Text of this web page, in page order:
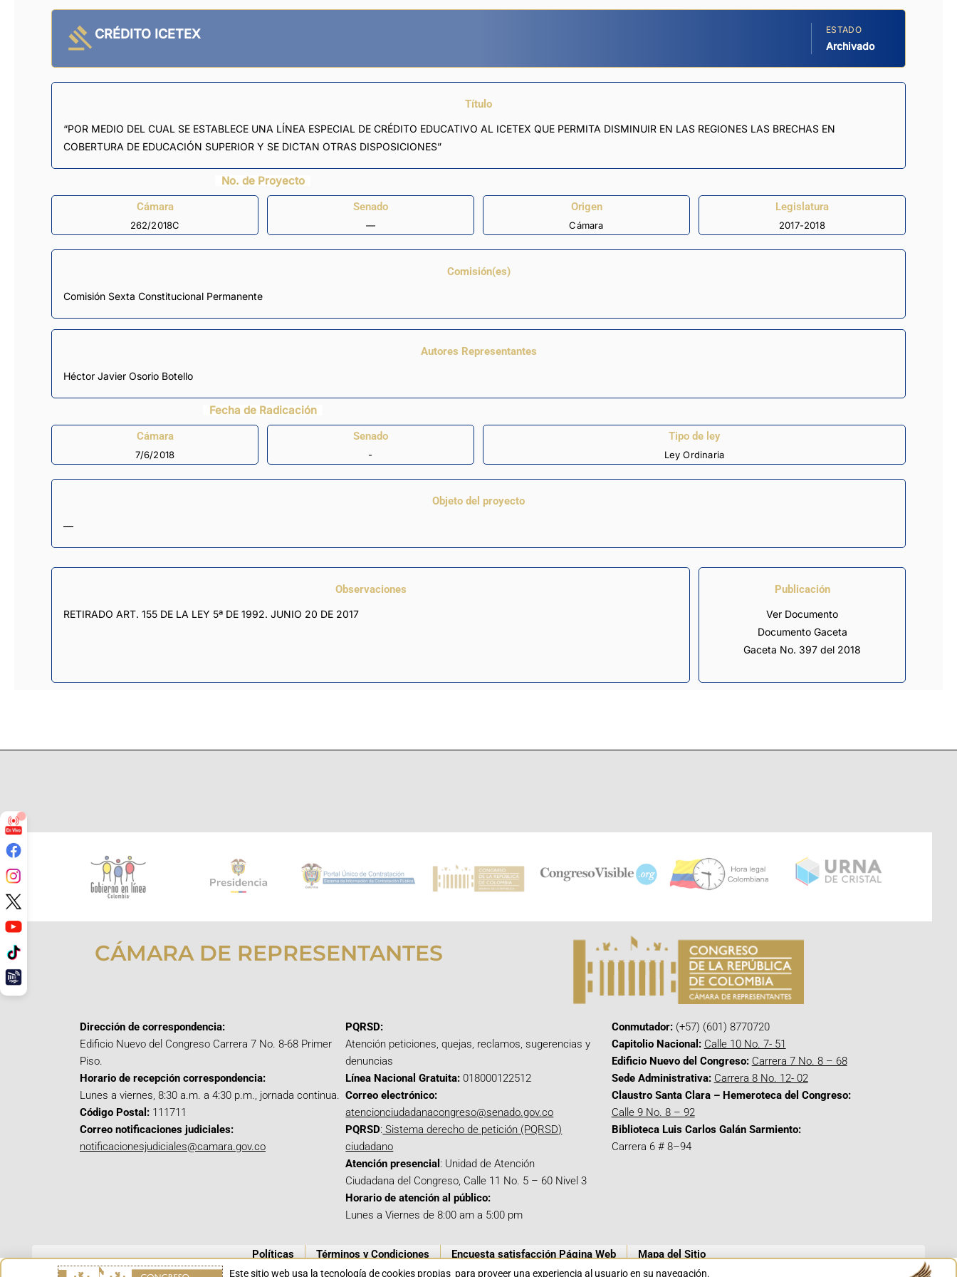
CRÉDITO ICETEX ESTADO
Archivado
Título
“POR MEDIO DEL CUAL SE ESTABLECE UNA LÍNEA ESPECIAL DE CRÉDITO EDUCATIVO AL ICETEX QUE PERMITA DISMINUIR EN LAS REGIONES LAS BRECHAS EN
COBERTURA DE EDUCACIÓN SUPERIOR Y SE DICTAN OTRAS DISPOSICIONES”
No. de Proyecto
Cámara
262/2018C
Senado
—
Origen
Cámara
Legislatura
2017-2018
Comisión(es)
Comisión Sexta Constitucional Permanente
Autores Representantes
Héctor Javier Osorio Botello
Fecha de Radicación
Cámara
7/6/2018
Senado
-
Tipo de ley
Ley Ordinaria
Objeto del proyecto
—
Observaciones
RETIRADO ART. 155 DE LA LEY 5ª DE 1992. JUNIO 20 DE 2017
Publicación
Ver Documento
Documento Gaceta
Gaceta No. 397 del 2018
CÁMARA DE REPRESENTANTES
Dirección de correspondencia:
Edificio Nuevo del Congreso Carrera 7 No. 8-68 Primer
Piso.
Horario de recepción correspondencia:
Lunes a viernes, 8:30 a.m. a 4:30 p.m., jornada continua.
Código Postal: 111711
Correo notificaciones judiciales:
notificacionesjudiciales@camara.gov.co
PQRSD:
Atención peticiones, quejas, reclamos, sugerencias y
denuncias
Línea Nacional Gratuita: 018000122512
Correo electrónico:
atencionciudadanacongreso@senado.gov.co
PQRSD: Sistema derecho de petición (PQRSD)
ciudadano
Atención presencial : Unidad de Atención
Ciudadana del Congreso, Calle 11 No. 5 – 60 Nivel 3
Horario de atención al público:
Lunes a Viernes de 8:00 am a 5:00 pm
Conmutador:(+57) (601) 8770720
Capitolio Nacional: Calle 10 No. 7- 51
Edificio Nuevo del Congreso: Carrera 7 No. 8 – 68
Sede Administrativa: Carrera 8 No. 12- 02
Claustro Santa Clara – Hemeroteca del Congreso:
Calle 9 No. 8 – 92
Biblioteca Luis Carlos Galán Sarmiento:
Carrera 6 # 8–94
Políticas Términos y Condiciones Encuesta satisfacción Página Web Mapa del Sitio
Este sitio web usa la tecnología de cookies propias para proveer una experiencia al usuario en su navegación.